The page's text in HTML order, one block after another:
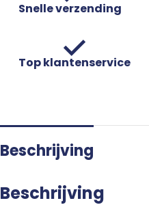
Snelle verzending
Top klantenservice
Beschrijving
Beschrijving